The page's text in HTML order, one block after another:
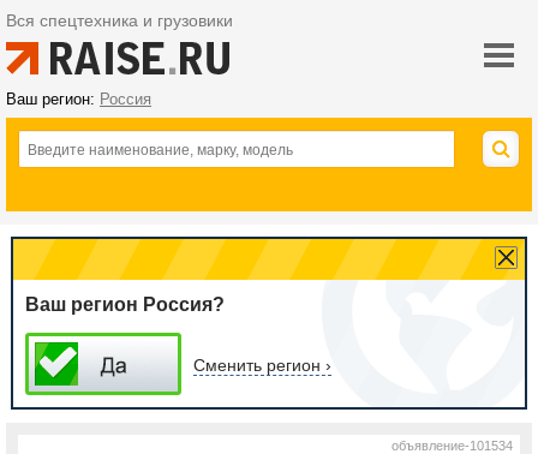
Вся спецтехника и грузовики
Ваш регион: Россия
Ваш регион Россия?
Сменить регион ›
объявление-101534